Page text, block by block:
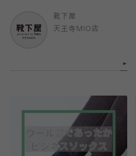
靴下屋
天王寺MIO店